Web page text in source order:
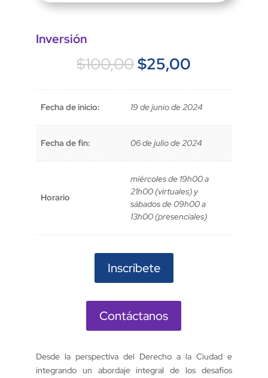
Inversión
$100,00El
precio
original
era:
$100,00.
$25,00
actual
es:
Fecha de inicio: 19 de junio de 2024
Fecha de fin: 06 de julio de 2024
Horario
miércoles de 19h00 a
21h00 (virtuales) y
sábados de 09h00 a
13h00 (presenciales)
Inscríbete
Contáctanos
Desde la perspectiva del Derecho a la Ciudad e
integrando un abordaje integral de los desafíos